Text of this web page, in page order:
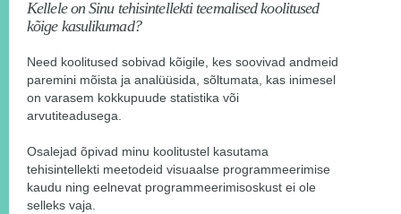
Kellele on Sinu tehisintellekti teemalised koolitused
kõige kasulikumad?
Need koolitused sobivad kõigile, kes soovivad andmeid
paremini mõista ja analüüsida, sõltumata, kas inimesel
on varasem kokkupuude statistika või
arvutiteadusega.
Osalejad õpivad minu koolitustel kasutama
tehisintellekti meetodeid visuaalse programmeerimise
kaudu ning eelnevat programmeerimisoskust ei ole
selleks vaja.